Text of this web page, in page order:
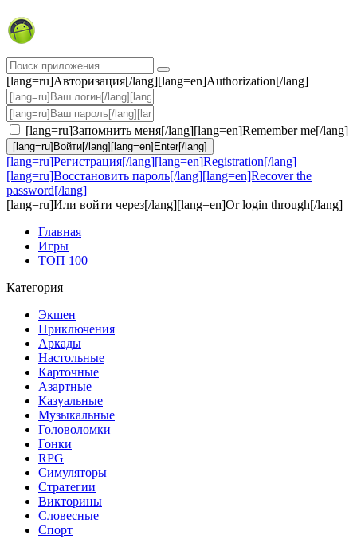
[lang=ru]Авторизация[/lang][lang=en]Authorization[/lang]
[lang=ru]Запомнить меня[/lang][lang=en]Remember me[/lang]
[lang=ru]Войти[/lang][lang=en]Enter[/lang]
[lang=ru]Регистрация[/lang][lang=en]Registration[/lang]
[lang=ru]Восстановить пароль[/lang][lang=en]Recover the
password[/lang]
[lang=ru]Или войти через[/lang][lang=en]Or login through[/lang]
Главная
Игры
ТОП 100
Категория
Экшен
Приключения
Аркады
Настольные
Карточные
Азартные
Казуальные
Музыкальные
Головоломки
Гонки
RPG
Симуляторы
Стратегии
Викторины
Словесные
Спорт